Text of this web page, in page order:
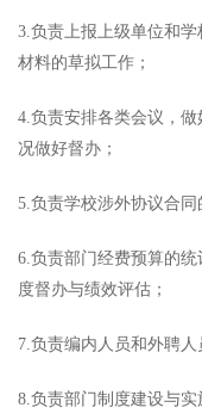
3.负责上报上级单位和
材料的草拟工作；
4.负责安排各类会议，
况做好督办；
5.负责学校涉外协议合同
6.负责部门经费预算的
度督办与绩效评估；
7.负责编内人员和外聘人
8.负责部门制度建设与